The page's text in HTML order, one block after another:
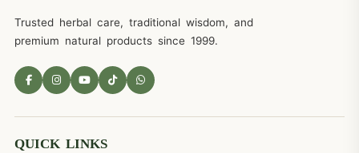
Trusted herbal care, traditional wisdom, and
premium natural products since 1999.
QUICK LINKS